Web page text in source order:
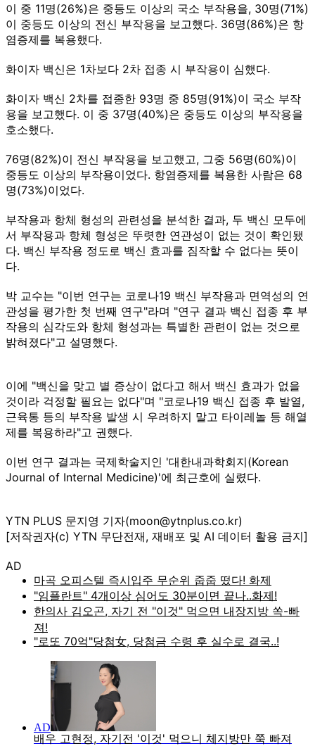
이 중 11명(26%)은 중등도 이상의 국소 부작용을, 30명(71%)
이 중등도 이상의 전신 부작용을 보고했다. 36명(86%)은 항
염증제를 복용했다.
화이자 백신은 1차보다 2차 접종 시 부작용이 심했다.
화이자 백신 2차를 접종한 93명 중 85명(91%)이 국소 부작
용을 보고했다. 이 중 37명(40%)은 중등도 이상의 부작용을
호소했다.
76명(82%)이 전신 부작용을 보고했고, 그중 56명(60%)이
중등도 이상의 부작용이었다. 항염증제를 복용한 사람은 68
명(73%)이었다.
부작용과 항체 형성의 관련성을 분석한 결과, 두 백신 모두에
서 부작용과 항체 형성은 뚜렷한 연관성이 없는 것이 확인됐
다. 백신 부작용 정도로 백신 효과를 짐작할 수 없다는 뜻이
다.
박 교수는 "이번 연구는 코로나19 백신 부작용과 면역성의 연
관성을 평가한 첫 번째 연구"라며 "연구 결과 백신 접종 후 부
작용의 심각도와 항체 형성과는 특별한 관련이 없는 것으로
밝혀졌다"고 설명했다.
이에 "백신을 맞고 별 증상이 없다고 해서 백신 효과가 없을
것이라 걱정할 필요는 없다"며 "코로나19 백신 접종 후 발열,
근육통 등의 부작용 발생 시 우려하지 말고 타이레놀 등 해열
제를 복용하라"고 권했다.
이번 연구 결과는 국제학술지인 '대한내과학회지(Korean
Journal of Internal Medicine)'에 최근호에 실렸다.
YTN PLUS 문지영 기자(moon@ytnplus.co.kr)
[저작권자(c) YTN 무단전재, 재배포 및 AI 데이터 활용 금지]
AD